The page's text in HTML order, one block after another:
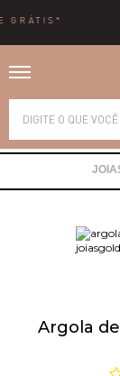
Argola
Alianças
Brincos